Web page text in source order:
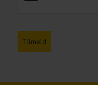
Tilmeld